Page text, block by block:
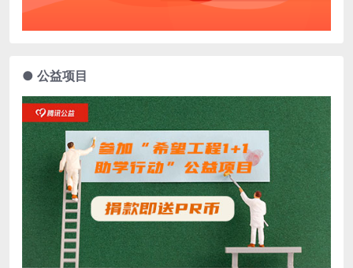
● 公益项目